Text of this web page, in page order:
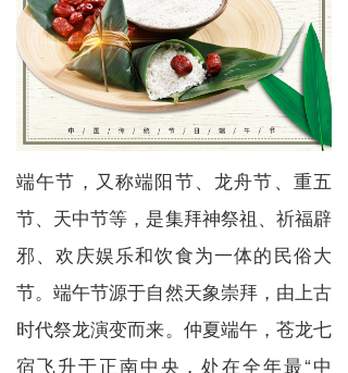
端午节，又称端阳节、龙舟节、重五
节、天中节等，是集拜神祭祖、祈福辟
邪、欢庆娱乐和饮食为一体的民俗大
节。端午节源于自然天象崇拜，由上古
时代祭龙演变而来。仲夏端午，苍龙七
宿飞升于正南中央，处在全年最“中